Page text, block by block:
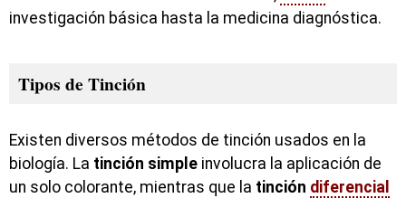
investigación básica hasta la medicina diagnóstica.
Tipos de Tinción
Existen diversos métodos de tinción usados en la
biología. La tinción simple involucra la aplicación de
un solo colorante, mientras que la tinción diferencial